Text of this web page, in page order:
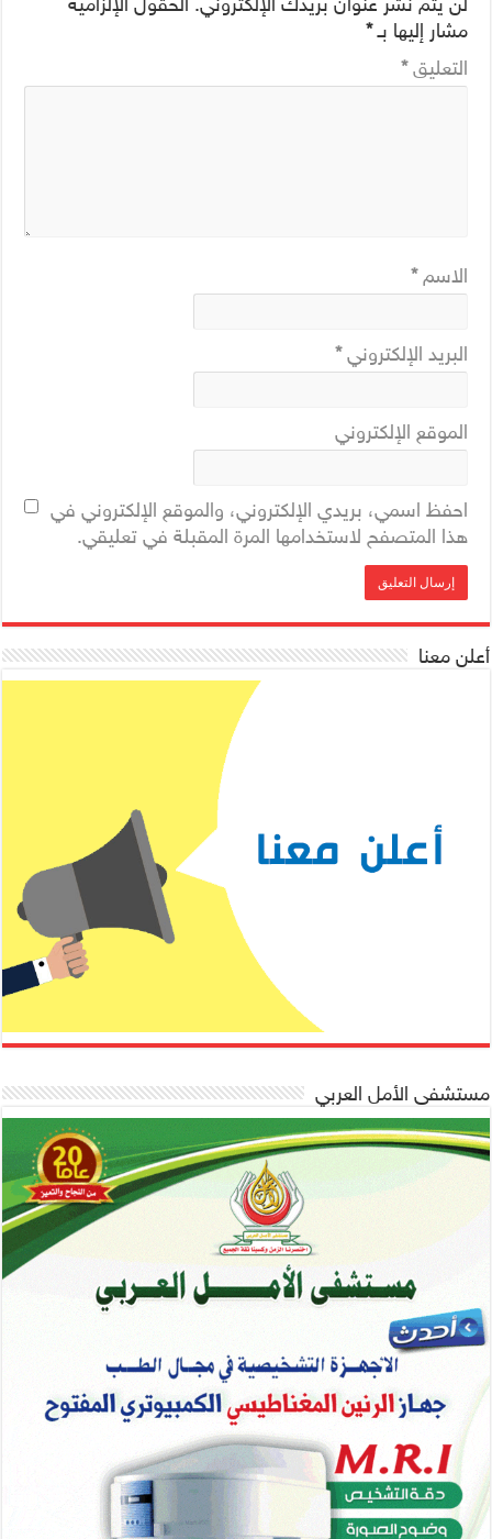
مشار إليها بـ*
التعليق*
الاسم*
البريد الإلكتروني*
الموقع الإلكتروني
احفظ اسمي، بريدي الإلكتروني، والموقع الإلكتروني في
هذا المتصفح لاستخدامها المرة المقبلة في تعليقي.
أعلن معنا
مستشفى الأمل العربي